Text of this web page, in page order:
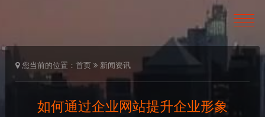
您当前的位置：首页 新闻资讯
如何通过企业网站提升企业形象